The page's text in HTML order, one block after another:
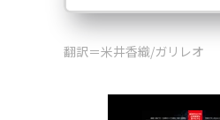
翻訳＝米井香織/ガリレオ